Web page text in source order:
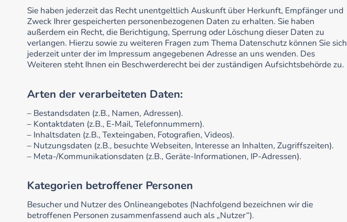
Sie haben jederzeit das Recht unentgeltlich Auskunft über Herkunft, Empfänger und
Zweck Ihrer gespeicherten personenbezogenen Daten zu erhalten. Sie haben
außerdem ein Recht, die Berichtigung, Sperrung oder Löschung dieser Daten zu
verlangen. Hierzu sowie zu weiteren Fragen zum Thema Datenschutz können Sie sich
jederzeit unter der im Impressum angegebenen Adresse an uns wenden. Des
Weiteren steht Ihnen ein Beschwerderecht bei der zuständigen Aufsichtsbehörde zu.
Arten der verarbeiteten Daten:
– Bestandsdaten (z.B., Namen, Adressen).
– Kontaktdaten (z.B., E-Mail, Telefonnummern).
– Inhaltsdaten (z.B., Texteingaben, Fotografien, Videos).
– Nutzungsdaten (z.B., besuchte Webseiten, Interesse an Inhalten, Zugriffszeiten).
– Meta-/Kommunikationsdaten (z.B., Geräte-Informationen, IP-Adressen).
Kategorien betroffener Personen
Besucher und Nutzer des Onlineangebotes (Nachfolgend bezeichnen wir die
betroffenen Personen zusammenfassend auch als „Nutzer“).